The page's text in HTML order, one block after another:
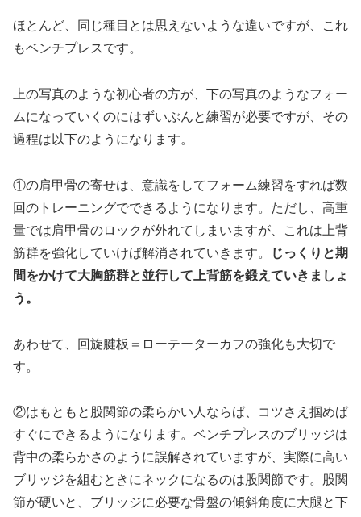
ほとんど、同じ種目とは思えないような違いですが、これ
もベンチプレスです。
上の写真のような初心者の方が、下の写真のようなフォー
ムになっていくのにはずいぶんと練習が必要ですが、その
過程は以下のようになります。
①の肩甲骨の寄せは、意識をしてフォーム練習をすれば数
回のトレーニングでできるようになります。ただし、高重
量では肩甲骨のロックが外れてしまいますが、これは上背
筋群を強化していけば解消されていきます。
じっくりと期
間をかけて大胸筋群と並行して上背筋を鍛えていきましょ
う。
あわせて、回旋腱板＝ローテーターカフの強化も大切で
す。
②はもともと股関節の柔らかい人ならば、コツさえ掴めば
すぐにできるようになります。ベンチプレスのブリッジは
背中の柔らかさのように誤解されていますが、実際に高い
ブリッジを組むときにネックになるのは股関節です。股関
節が硬いと、ブリッジに必要な骨盤の傾斜角度に大腿と下